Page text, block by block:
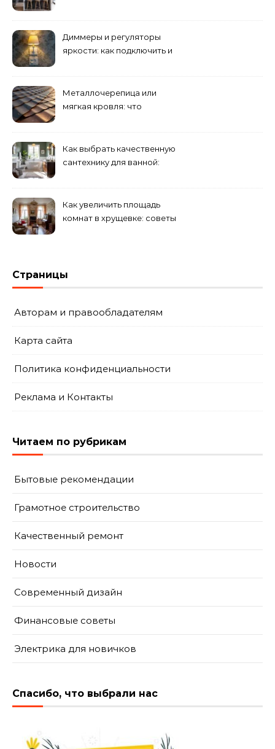
Диммеры и регуляторы
яркости: как подключить и
Металлочерепица или
мягкая кровля: что
Как выбрать качественную
сантехнику для ванной:
Как увеличить площадь
комнат в хрущевке: советы
Страницы
Авторам и правообладателям
Карта сайта
Политика конфиденциальности
Реклама и Контакты
Читаем по рубрикам
Бытовые рекомендации
Грамотное строительство
Качественный ремонт
Новости
Современный дизайн
Финансовые советы
Электрика для новичков
Спасибо, что выбрали нас